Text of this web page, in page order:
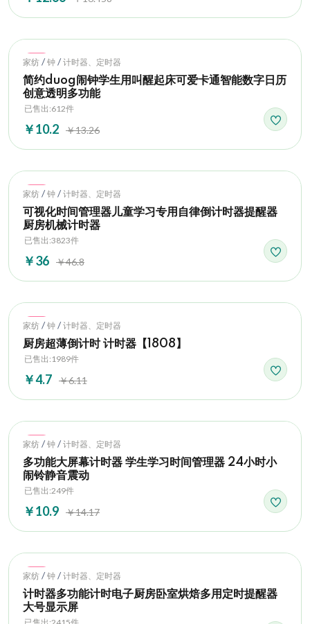
Hot
家纺 / 钟 / 计时器、定时器
简约duog闹钟学生用叫醒起床可爱卡通智能数字日历
创意透明多功能
已售出:612件
￥10.2 ￥13.26
Hot
家纺 / 钟 / 计时器、定时器
可视化时间管理器儿童学习专用自律倒计时器提醒器
厨房机械计时器
已售出:3823件
￥36 ￥46.8
Hot
家纺 / 钟 / 计时器、定时器
厨房超薄倒计时 计时器【1808】
已售出:1989件
￥4.7 ￥6.11
Hot
家纺 / 钟 / 计时器、定时器
多功能大屏幕计时器 学生学习时间管理器 24小时小
闹铃静音震动
已售出:249件
￥10.9 ￥14.17
Hot
家纺 / 钟 / 计时器、定时器
计时器多功能计时电子厨房卧室烘焙多用定时提醒器
大号显示屏